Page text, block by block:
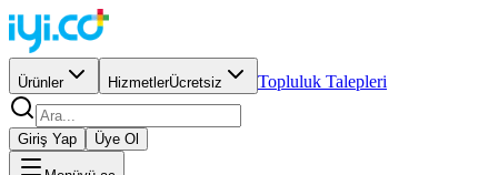
Ürünler HizmetlerÜcretsiz Topluluk Talepleri
Giriş Yap Üye Ol